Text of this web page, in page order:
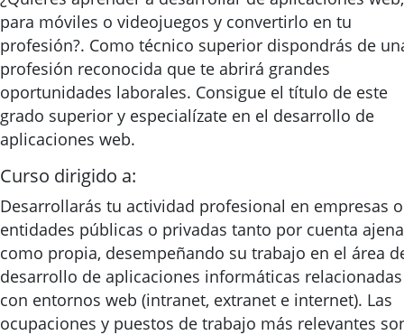
para móviles o videojuegos y convertirlo en tu
profesión?. Como técnico superior dispondrás de
profesión reconocida que te abrirá grandes
oportunidades laborales. Consigue el título de este
grado superior y especialízate en el desarrollo de
aplicaciones web.
Curso dirigido a:
Desarrollarás tu actividad profesional en empresas o
entidades públicas o privadas tanto por cuenta ajena
como propia, desempeñando su trabajo en el área
desarrollo de aplicaciones informáticas relacionadas
con entornos web (intranet, extranet e internet). Las
ocupaciones y puestos de trabajo más relevantes